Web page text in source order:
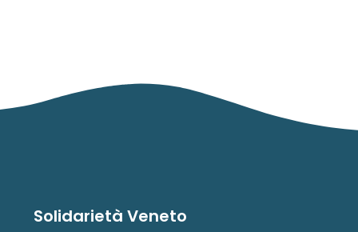
Solidarietà Veneto